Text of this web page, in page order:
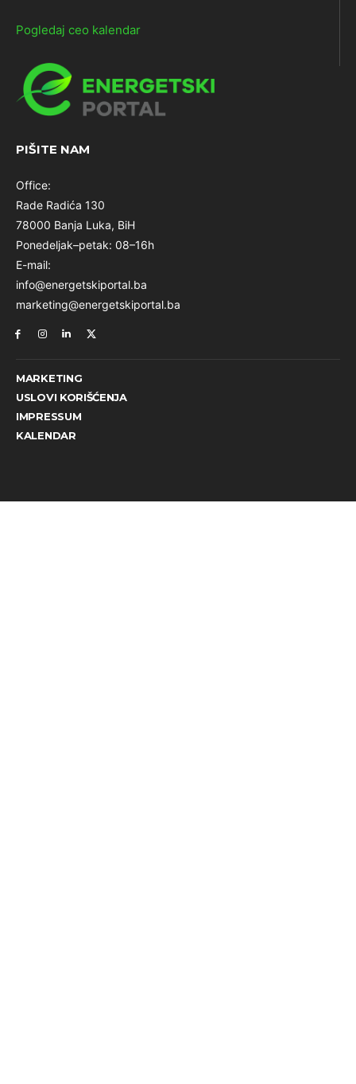
Pogledaj ceo kalendar
PIŠITE NAM
Office:
Rade Radića 130
78000 Banja Luka, BiH
Ponedeljak–petak: 08–16h
E-mail:
info@energetskiportal.ba
marketing@energetskiportal.ba
MARKETING
USLOVI KORIŠĆENJA
IMPRESSUM
KALENDAR